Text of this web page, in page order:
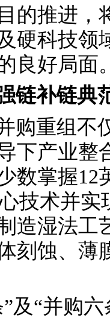
的推进，
硬科技领
良好局面
链补链典
购重组不
下产业整
数掌握12
技术并
造湿法工
刻蚀、薄
及“并购